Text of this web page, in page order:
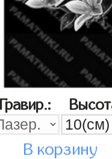
Гравир.:
В корзину